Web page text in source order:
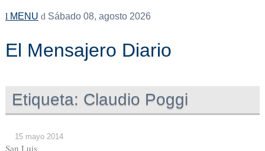
MENU Sábado 08, agosto 2026
El Mensajero Diario
Etiqueta: Claudio Poggi
15 mayo 2014
San Luis